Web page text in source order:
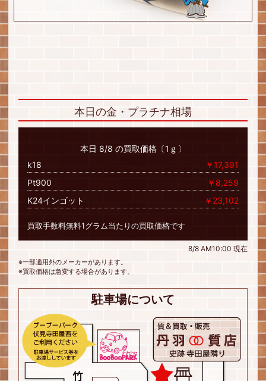
本日の金・プラチナ相場
本日 8/8 の買取価格〔1ｇ〕
k18
￥17,391
Pt900
￥8,259
K24インゴット
￥23,102
買取手数料無料1グラム当たりの買取価格です
8/8 AM10:00 現在
※一部適用外のメーカーがあります。
※買取価格は急変する場合があります。
駐車場について